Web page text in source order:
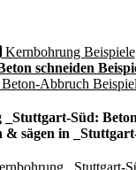
Kernbohrung Beispiele
schneiden
Beton-Abbruch
Süd:
& sägen in